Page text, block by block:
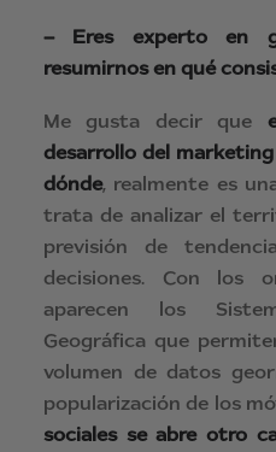
– Eres experto en
resumirnos en qué
Me gusta decir que
desarrollo del
dónde, realmente es
trata de analizar el
previsión de
decisiones. Con los
aparecen los
Geográfica que
volumen de datos
popularización de los
sociales se abre otro